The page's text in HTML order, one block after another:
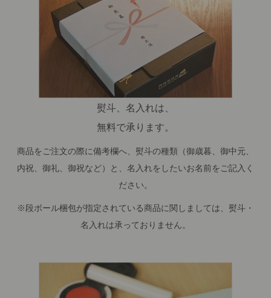
熨斗、名入れは、
無料で承ります。
商品をご注文の際に備考欄へ、熨斗の種類（御歳暮、御中元、
内祝、御礼、御祝など）と、名入れをしたいお名前をご記入く
ださい。
※段ボール梱包が指定されている商品に関しましては、熨斗・
名入れは承っておりません。